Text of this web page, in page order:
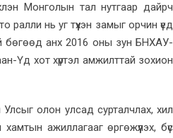
Монголын тал нутгаар дайрч
ралли нь уг түүхэн замыг орчин үед
бөгөөд анх 2016 оны зун БНХАУ-
Үд хот хүртэл амжилттай зохион
Улсыг олон улсад сурталчлах, хил
ажиллагааг өргөжүүлэх, бүс